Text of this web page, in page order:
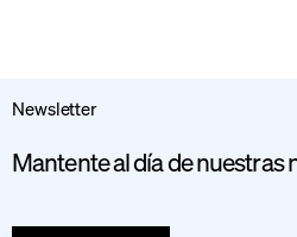
Newsletter
Mantente al día de nuestras